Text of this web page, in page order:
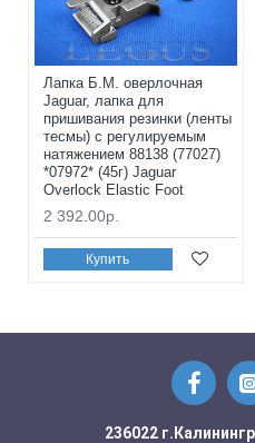
Лапка Б.М. оверлочная
Jaguar, лапка для
пришивания резинки (ленты
тесмы) с регулируемым
натяжением 88138 (77027)
*07972* (45г) Jaguar
Overlock Elastic Foot
2 392.00р.
Купить
236022